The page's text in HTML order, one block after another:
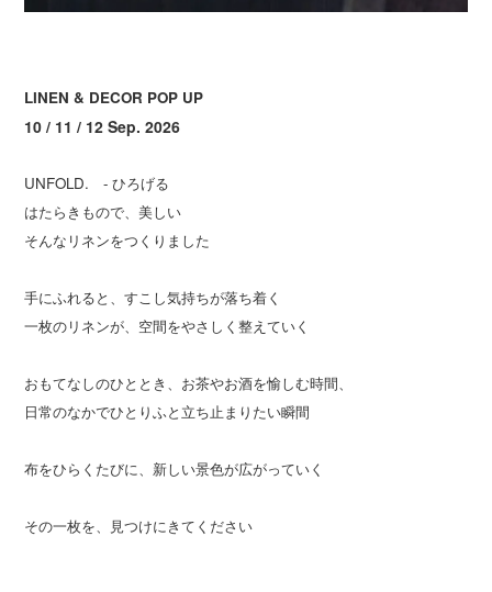
LINEN & DECOR POP UP
10 / 11 / 12 Sep. 2026
UNFOLD. - ひろげる
はたらきもので、美しい
そんなリネンをつくりました
手にふれると、すこし気持ちが落ち着く
一枚のリネンが、空間をやさしく整えていく
おもてなしのひととき、お茶やお酒を愉しむ時間、
日常のなかでひとりふと立ち止まりたい瞬間
布をひらくたびに、新しい景色が広がっていく
その一枚を、見つけにきてください